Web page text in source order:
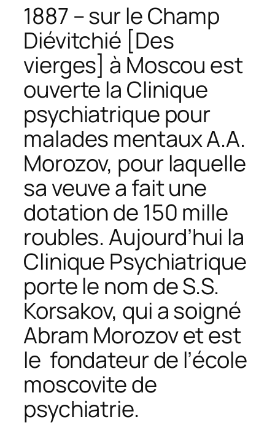
1887 – sur le Champ
Diévitchié [Des
vierges] à Moscou est
ouverte la Clinique
psychiatrique pour
malades mentaux A.A.
Morozov, pour laquelle
sa veuve a fait une
dotation de 150 mille
roubles. Aujourd’hui la
Clinique Psychiatrique
porte le nom de S.S.
Korsakov, qui a soigné
Abram Morozov et est
le fondateur de l’école
moscovite de
psychiatrie.